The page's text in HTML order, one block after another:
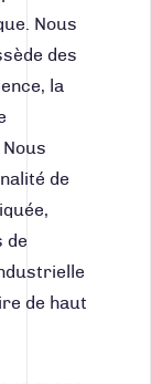
Nous
des
la
de
de
de haut